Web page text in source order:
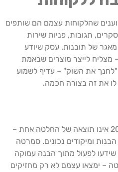
שהלקוחות עצמם הם שותפים
תגובות, פניות שירות
של תובנות. עסק שיודע
מצליח לייצר מוצרים שבאמת
את השוק" – עדיף לשמוע
את זה בצורה חכמה.
שגשוג עסקי בשנת 2025 אינו תוצאה של החלטה אחת –
ומיקודים נכונים. סמרטה
לפעול מתוך הבנה עמוקה
– ימצאו עצמם לא רק מחזיקים